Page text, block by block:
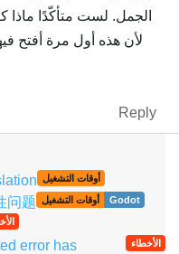
الجمل. لست متأكّدًا
لأن هذه أول مرة أفتح
Reply
أوقات التشغيل
问题 أوقات التشغيل Godot
error has
الأخطاء